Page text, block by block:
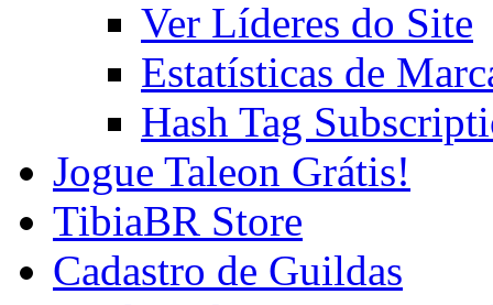
Ver Líderes do Site
Estatísticas de
Hash Tag
Jogue Taleon Grátis!
TibiaBR Store
Cadastro de Guildas